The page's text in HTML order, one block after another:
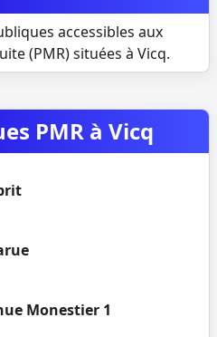
accessibles aux
(PMR) situées à Vicq.
PMR à Vicq
Monestier 1